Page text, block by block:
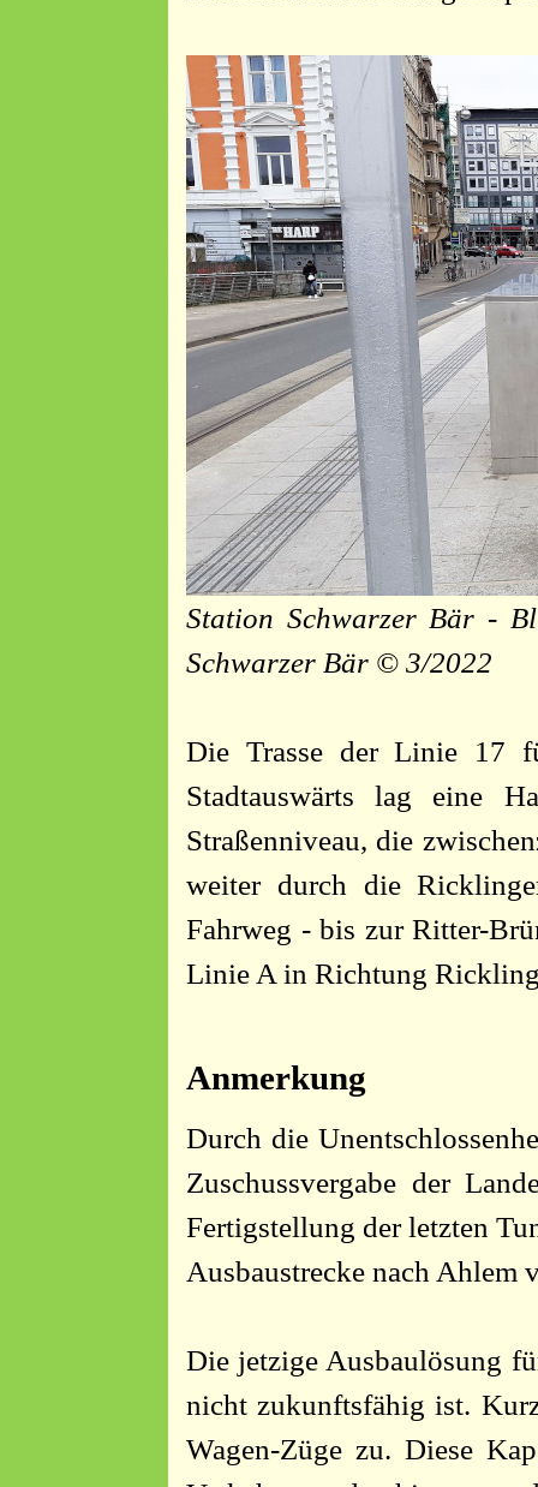
Station Schwarzer Bär -
Schwarzer Bär © 3/2022
Die Trasse der Linie 17
Stadtauswärts lag eine
Straßenniveau, die
weiter durch die
Fahrweg - bis zur Ritter-
Linie A in Richtung
Anmerkung
Durch die
Zuschussvergabe der
Fertigstellung der letzten
Ausbaustrecke nach Ahlem
Die jetzige Ausbaulösung
nicht zukunftsfähig ist.
Wagen-Züge zu. Diese